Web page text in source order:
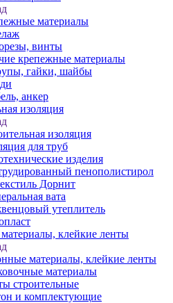
материалы
винты
крепежные материалы
гайки, шайбы
анкер
изоляция
изоляция
для труб
изделия
пенополистирол
Дорнит
вата
утеплитель
клейкие ленты
материалы, клейкие ленты
материалы
строительные
и комплектующие